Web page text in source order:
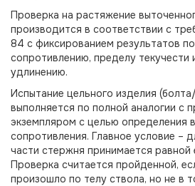
Проверка на растяжение
производится в соответствии с
84 с фиксированием результатов
сопротивлению, пределу текучести
удлинению.
Испытание цельного изделия
выполняется по полной аналогии с
экземпляром с целью определения
сопротивления. Главное условие –
части стержня принимается равной
Проверка считается пройденной,
произошло по телу ствола, но не в